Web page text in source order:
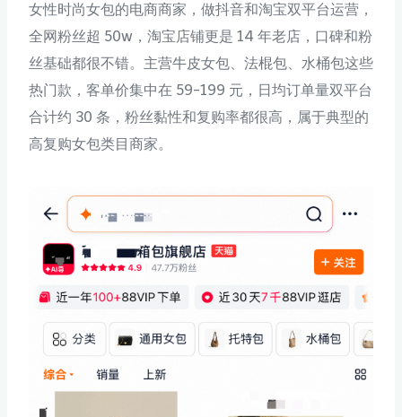
女性时尚女包的电商商家，做抖音和淘宝双平台运营，
全网粉丝超 50w，淘宝店铺更是 14 年老店，口碑和粉
丝基础都很不错。主营牛皮女包、法棍包、水桶包这些
热门款，客单价集中在 59-199 元，日均订单量双平台
合计约 30 条，粉丝黏性和复购率都很高，属于典型的
高复购女包类目商家。